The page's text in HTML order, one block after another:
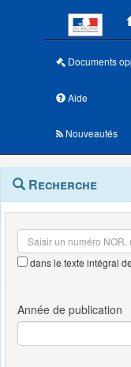
Documents
Aide
Nouveautés
Navigation
outils
Menu
contextuel
Recherche
dans le texte intégral